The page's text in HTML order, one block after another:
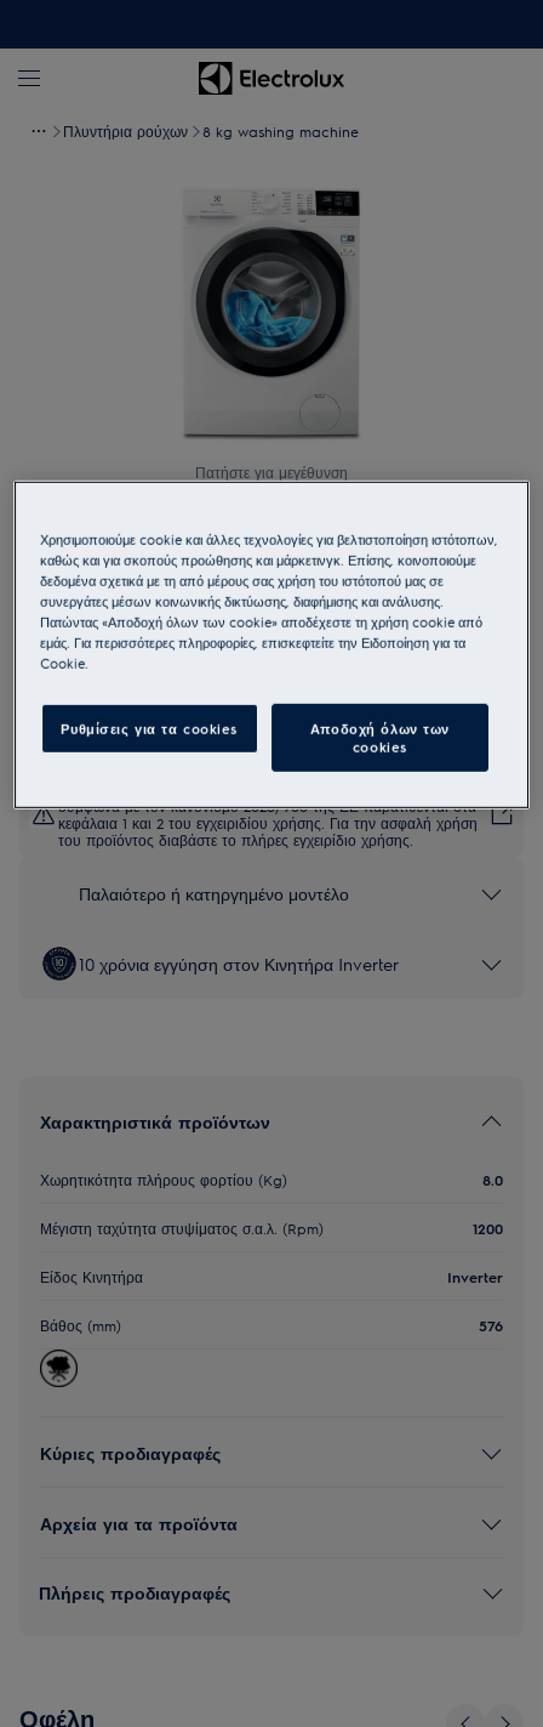
Πλυντήρια ρούχων 8 kg washing machine
Πατήστε για μεγέθυνση
EW6FN428BC
Πλυντήριο Ρούχων 600 SensiCare 8
kg
Δελτίο πληροφοριών για το προϊόν
σύμφωνα με τον κανονισμό 2023/988 της ΕΕ παρατίθενται στα
κεφάλαια 1 και 2 του εγχειριδίου χρήσης. Για την ασφαλή χρήση
του προϊόντος διαβάστε το πλήρες εγχειρίδιο χρήσης.
Παλαιότερο ή κατηργημένο μοντέλο
10 χρόνια εγγύηση στον Κινητήρα Inverter
Χαρακτηριστικά προϊόντων
Χωρητικότητα πλήρους φορτίου (Kg) 8.0
Μέγιστη ταχύτητα στυψίματος σ.α.λ. (Rpm) 1200
Είδος Κινητήρα Inverter
Βάθος (mm) 576
Κύριες προδιαγραφές
Αρχεία για τα προϊόντα
Πλήρεις προδιαγραφές
Οφέλη
Χρησιμοποιούμε cookie και άλλες τεχνολογίες για βελτιστοποίηση ιστότοπων,
καθώς και για σκοπούς προώθησης και μάρκετινγκ. Επίσης, κοινοποιούμε
δεδομένα σχετικά με τη από μέρους σας χρήση του ιστότοπού μας σε
συνεργάτες μέσων κοινωνικής δικτύωσης, διαφήμισης και ανάλυσης.
Πατώντας «Αποδοχή όλων των cookie» αποδέχεστε τη χρήση cookie από
εμάς. Για περισσότερες πληροφορίες, επισκεφτείτε την Ειδοποίηση για τα
Cookie.
Ρυθμίσεις για τα cookies
Αποδοχή όλων των
cookies